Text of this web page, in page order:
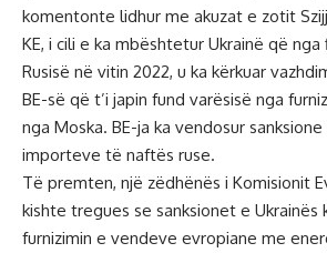
komentonte lidhur me akuzat e zotit
KE, i cili e ka mbështetur Ukrainë që
Rusisë në vitin 2022, u ka kërkuar
BE-së që t’i japin fund varësisë nga
nga Moska. BE-ja ka vendosur
importeve të naftës ruse.
Të premten, një zëdhënës i Komisionit
kishte tregues se sanksionet e Ukrainës
furnizimin e vendeve evropiane me